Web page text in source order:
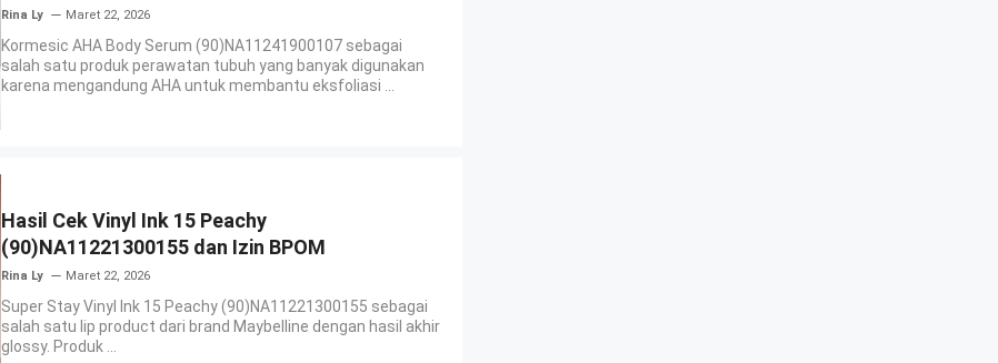
Rina Ly Maret 22, 2026
Kormesic AHA Body Serum (90)NA11241900107 sebagai
salah satu produk perawatan tubuh yang banyak digunakan
karena mengandung AHA untuk membantu eksfoliasi ...
Hasil Cek Vinyl Ink 15 Peachy
(90)NA11221300155 dan Izin BPOM
Rina Ly Maret 22, 2026
Super Stay Vinyl Ink 15 Peachy (90)NA11221300155 sebagai
salah satu lip product dari brand Maybelline dengan hasil akhir
glossy. Produk ...